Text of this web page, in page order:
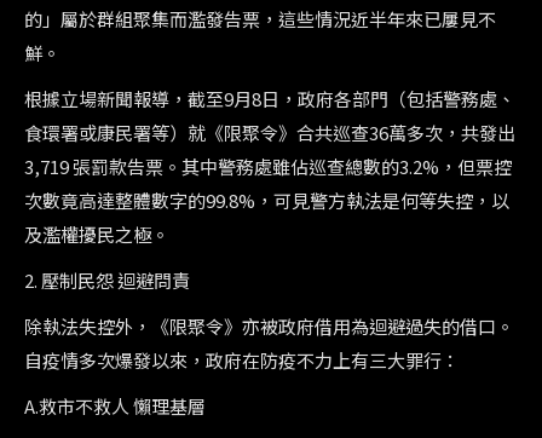
的」屬於群組聚集而濫發告票，這些情況近半年來已屢見不
鮮。
根據立場新聞報導，截至9月8日，政府各部門（包括警務處、
食環署或康民署等）就《限聚令》合共巡查36萬多次，共發出
3,719張罰款告票。其中警務處雖佔巡查總數的3.2% ，但票控
次數竟高達整體數字的99.8% ，可見警方執法是何等失控，以
及濫權擾民之極。
2. 壓制民怨 迴避問責
除執法失控外，《限聚令》亦被政府借用為迴避過失的借口。
自疫情多次爆發以來，政府在防疫不力上有三大罪行：
A.救市不救人 懶理基層